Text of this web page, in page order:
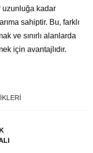
uzunluğa kadar
sahiptir. Bu, farklı
ve sınırlı alanlarda
için avantajlıdır.